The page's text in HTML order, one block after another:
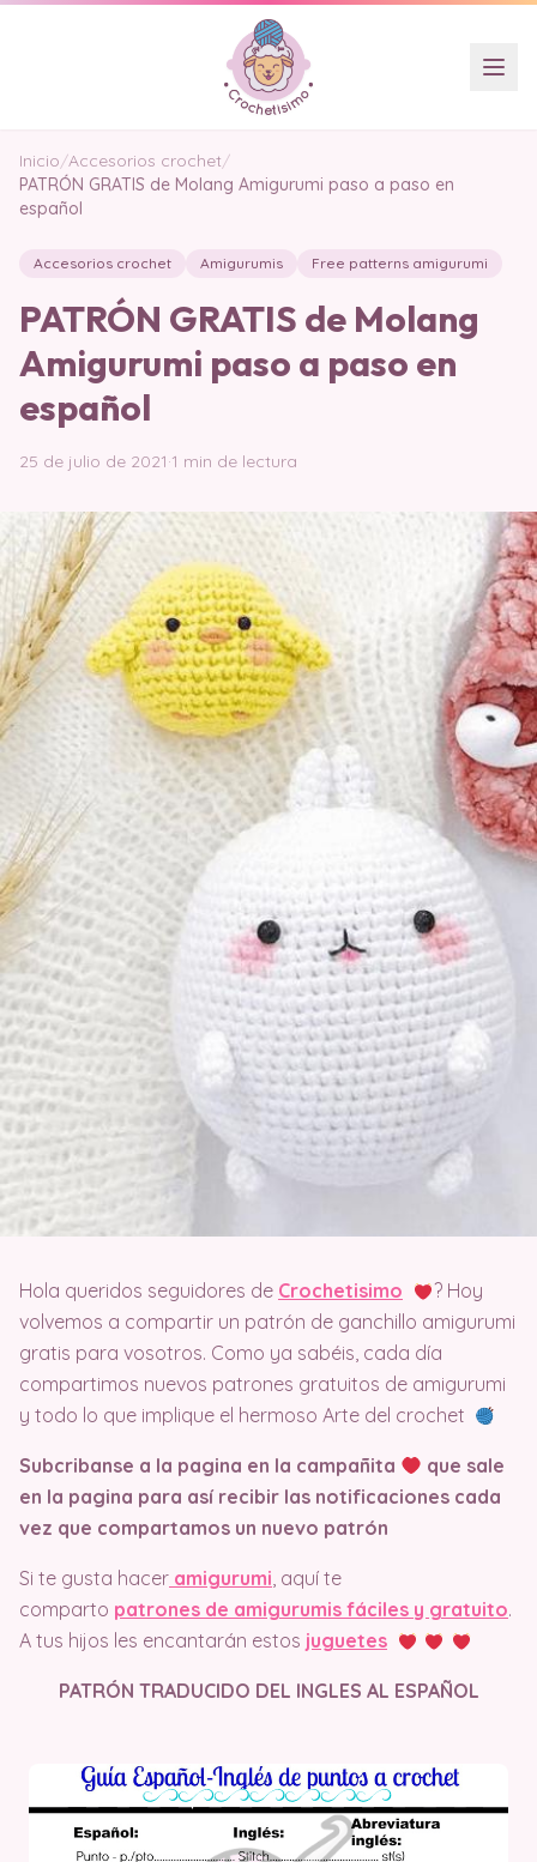
Inicio/Accesorios crochet/
PATRÓN GRATIS de Molang Amigurumi paso a paso en
español
Accesorios crochet Amigurumis Free patterns amigurumi
PATRÓN GRATIS de Molang
Amigurumi paso a paso en
español
25 de julio de 2021·1 min de lectura
Hola queridos seguidores de Crochetisimo
? Hoy
volvemos a compartir un patrón de ganchillo amigurumi
gratis para vosotros. Como ya sabéis, cada día
compartimos nuevos patrones gratuitos de amigurumi
y todo lo que implique el hermoso Arte del crochet
Subcribanse a la pagina en la campañita
que sale
en la pagina para así recibir las notificaciones cada
vez que compartamos un nuevo patrón
Si te gusta hacer amigurumi, aquí te
comparto patrones de amigurumis fáciles y gratuito.
A tus hijos les encantarán estos juguetes
PATRÓN TRADUCIDO DEL INGLES AL ESPAÑOL